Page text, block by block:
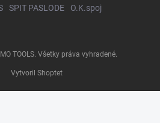
SPIT PASLODE O.K.spoj
Vytvoril Shoptet
TOOLS. Všetky práva vyhradené.